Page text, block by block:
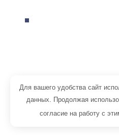
оборудован
фиксацию трубы
необходимого
эффективно
Для вашего удобства сайт
данных. Продолжая
согласие на работу с